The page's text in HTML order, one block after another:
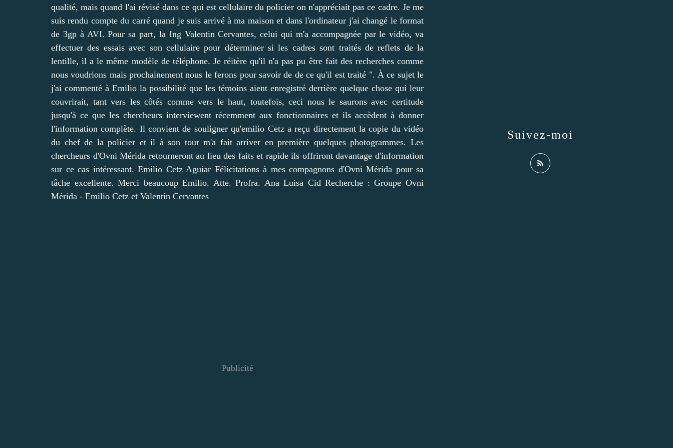
qualité, mais quand l'ai révisé dans ce qui est cellulaire du policier on n'appréciait pas ce cadre. Je me
suis rendu compte du carré quand je suis arrivé à ma maison et dans l'ordinateur j'ai changé le format
de 3gp à AVI. Pour sa part, la Ing Valentin Cervantes, celui qui m'a accompagnée par le vidéo, va
effectuer des essais avec son cellulaire pour déterminer si les cadres sont traités de reflets de la
lentille, il a le même modèle de téléphone. Je réitère qu'il n'a pas pu être fait des recherches comme
nous voudrions mais prochainement nous le ferons pour savoir de de ce qu'il est traité ". À ce sujet le
j'ai commenté à Emilio la possibilité que les témoins aient enregistré derrière quelque chose qui leur
couvrirait, tant vers les côtés comme vers le haut, toutefois, ceci nous le saurons avec certitude
jusqu'à ce que les chercheurs interviewent récemment aux fonctionnaires et ils accèdent à donner
l'information complète. Il convient de souligner qu'emilio Cetz a reçu directement la copie du vidéo
du chef de la policier et il à son tour m'a fait arriver en première quelques photogrammes. Les
chercheurs d'Ovni Mérida retourneront au lieu des faits et rapide ils offriront davantage d'information
sur ce cas intéressant. Emilio Cetz Aguiar Félicitations à mes compagnons d'Ovni Mérida pour sa
tâche excellente. Merci beaucoup Emilio. Atte. Profra. Ana Luisa Cid Recherche : Groupe Ovni
Mérida - Emilio Cetz et Valentin Cervantes
Publicité
Suivez-moi